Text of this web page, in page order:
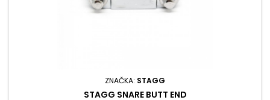
ZNAČKA: STAGG
STAGG SNARE BUTT END